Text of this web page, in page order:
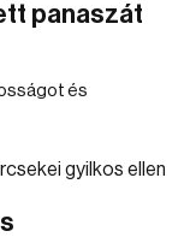
panaszát
és